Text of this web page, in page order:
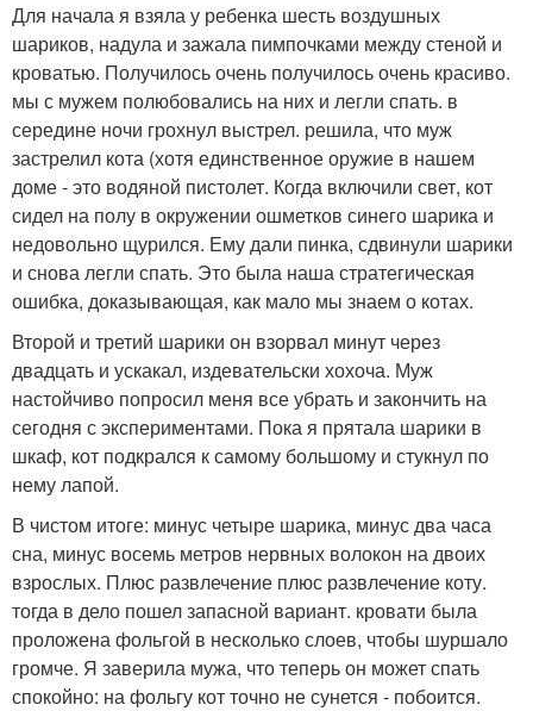
Для начала я взяла у ребенка шесть воздушных
шариков, надула и зажала пимпочками между стеной и
кроватью. Получилось очень получилось очень красиво.
мы с мужем полюбовались на них и легли спать. в
середине ночи грохнул выстрел. решила, что муж
застрелил кота (хотя единственное оружие в нашем
доме - это водяной пистолет. Когда включили свет, кот
сидел на полу в окружении ошметков синего шарика и
недовольно щурился. Ему дали пинка, сдвинули шарики
и снова легли спать. Это была наша стратегическая
ошибка, доказывающая, как мало мы знаем о котах.
Второй и третий шарики он взорвал минут через
двадцать и ускакал, издевательски хохоча. Муж
настойчиво попросил меня все убрать и закончить на
сегодня с экспериментами. Пока я прятала шарики в
шкаф, кот подкрался к самому большому и стукнул по
нему лапой.
В чистом итоге: минус четыре шарика, минус два часа
сна, минус восемь метров нервных волокон на двоих
взрослых. Плюс развлечение плюс развлечение коту.
тогда в дело пошел запасной вариант. кровати была
проложена фольгой в несколько слоев, чтобы шуршало
громче. Я заверила мужа, что теперь он может спать
спокойно: на фольгу кот точно не сунется - побоится.